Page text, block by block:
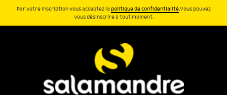
Par votre inscription vous acceptez la politique de confidentialité.Vous pouvez
vous désinscrire à tout moment.